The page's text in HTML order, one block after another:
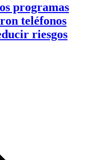
programas
teléfonos
riesgos